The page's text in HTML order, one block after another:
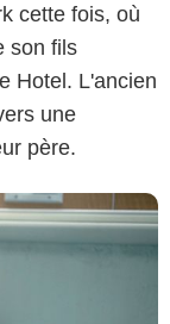
cette fois, où
son fils
Hotel. L'ancien
une
père.